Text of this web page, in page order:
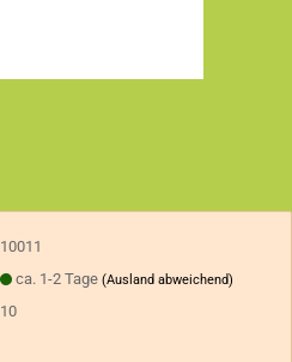
10011
ca. 1-2 Tage(Ausland abweichend)
10